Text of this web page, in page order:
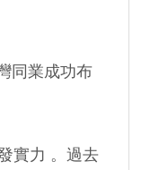
同業成功布
實力 。過去